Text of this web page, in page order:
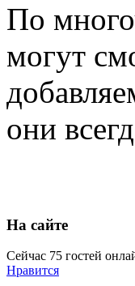
По
могут
они
На сайте
Сейчас 75 гостей
Нравится